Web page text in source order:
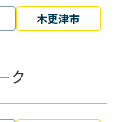
木更津市
ク